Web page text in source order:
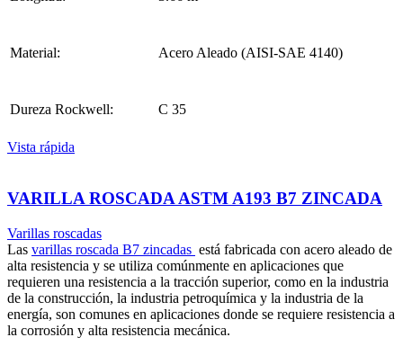
Material: Acero Aleado (AISI-SAE 4140)
Dureza Rockwell: C 35
Vista rápida
VARILLA ROSCADA ASTM A193 B7 ZINCADA
Varillas roscadas
Las varillas roscada B7 zincadas está fabricada con acero aleado de
alta resistencia y se utiliza comúnmente en aplicaciones que
requieren una resistencia a la tracción superior, como en la industria
de la construcción, la industria petroquímica y la industria de la
energía, son comunes en aplicaciones donde se requiere resistencia a
la corrosión y alta resistencia mecánica.